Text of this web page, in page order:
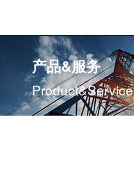
产品&服务
Product&service